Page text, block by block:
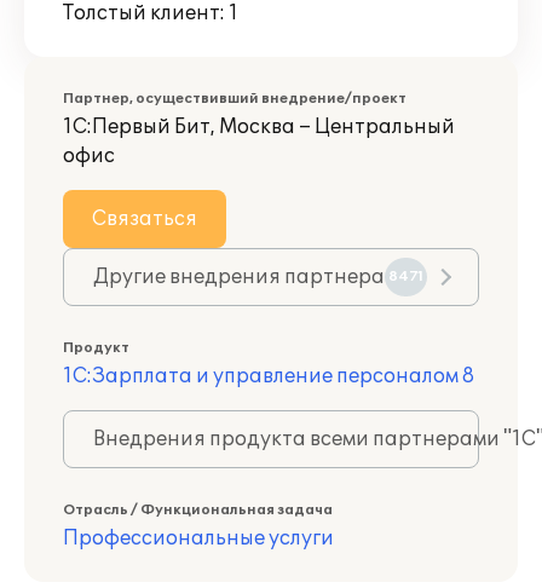
Толстый клиент: 1
Партнер, осуществивший внедрение/проект
1С:Первый Бит, Москва – Центральный
офис
Связаться
Другие внедрения партнера 8471
Продукт
1С:Зарплата и управление персоналом 8
Внедрения продукта всеми партнерами
Отрасль / Функциональная задача
Профессиональные услуги